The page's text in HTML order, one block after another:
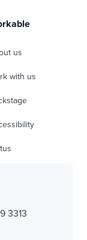
us
with us
3313